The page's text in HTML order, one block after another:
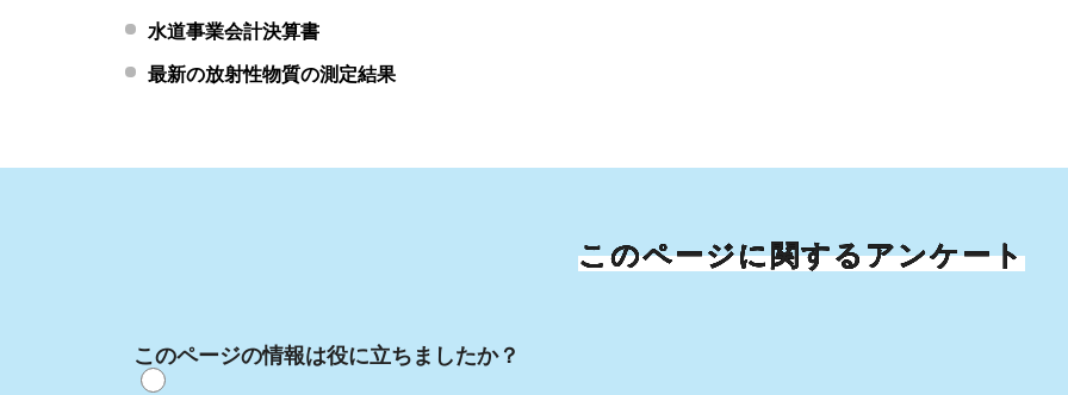
水道事業会計決算書
最新の放射性物質の測定結果
このページに関するアンケート
このページの情報は役に立ちましたか？